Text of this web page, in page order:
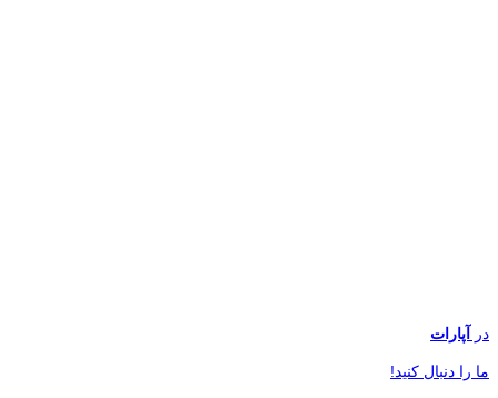
در آپارات
ما را دنبال کنید!